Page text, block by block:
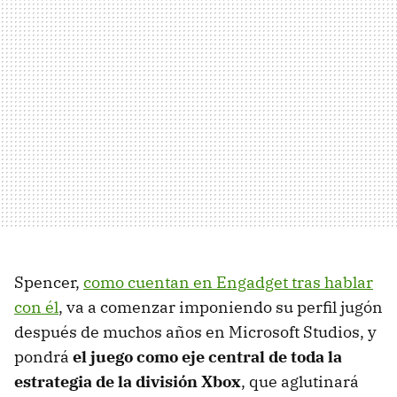
Spencer, como cuentan en Engadget tras hablar
con él, va a comenzar imponiendo su perfil jugón
después de muchos años en Microsoft Studios, y
pondrá el juego como eje central de toda la
estrategia de la división Xbox, que aglutinará